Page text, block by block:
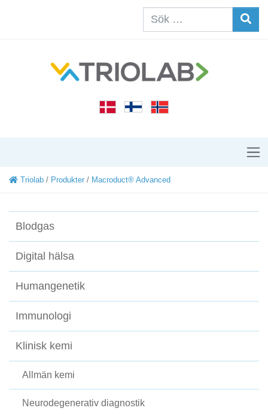
Triolab / Produkter / Macroduct® Advanced
Blodgas
Digital hälsa
Humangenetik
Immunologi
Klinisk kemi
Allmän kemi
Neurodegenerativ diagnostik